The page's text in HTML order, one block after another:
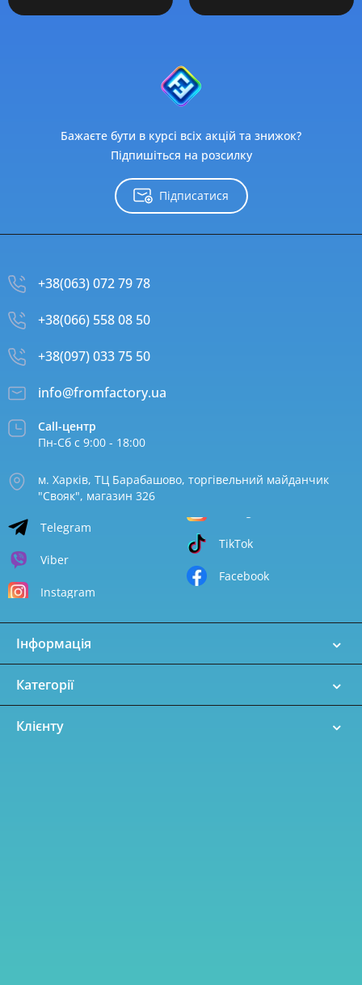
Бажаєте бути в курсі всіх акцій та знижок?
Підпишіться на розсилку
Підписатися
+38(063) 072 79 78
+38(066) 558 08 50
+38(097) 033 75 50
info@fromfactory.ua
Call-центр
Пн-Сб с 9:00 - 18:00
м. Харків, ТЦ Барабашово, торгівельний майданчик
"Свояк", магазин 326
Telegram
Viber
Instagram
TikTok
Facebook
Інформація
Категорії
Клієнту